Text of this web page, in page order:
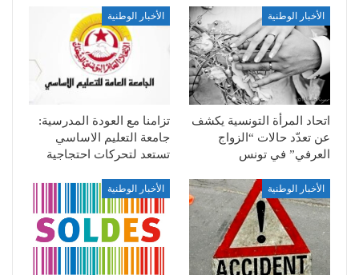
الأخبار الوطنية
اتحاد المرأة التونسية يكشف
عن تعدّد حالات “الزواج
العرفي” في تونس
الأخبار الوطنية
تزامنا مع العودة المدرسية:
جامعة التعليم الاساسي
تستعد لتحركات احتجاجية
الأخبار الوطنية الأخبار الوطنية